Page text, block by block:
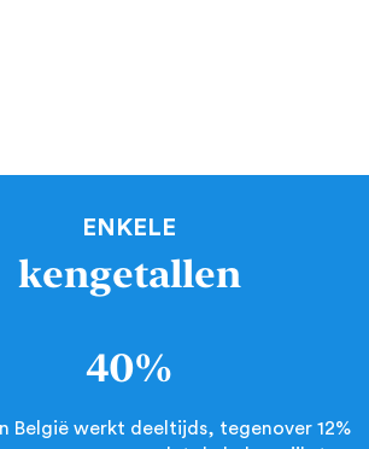
ENKELE
kengetallen
40%
België werkt deeltijds, tegenover 12%